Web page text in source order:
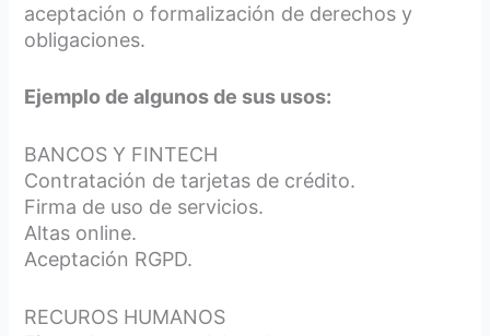
aceptación o formalización de derechos y
obligaciones.
Ejemplo de algunos de sus usos:
BANCOS Y FINTECH
Contratación de tarjetas de crédito.
Firma de uso de servicios.
Altas online.
Aceptación RGPD.
RECUROS HUMANOS